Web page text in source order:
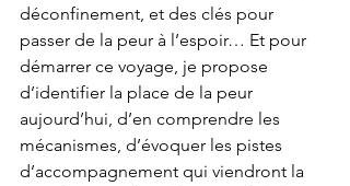
déconfinement, et des clés pour
passer de la peur à l’espoir… Et pour
démarrer ce voyage, je propose
d’identifier la place de la peur
aujourd’hui, d’en comprendre les
mécanismes, d’évoquer les pistes
d’accompagnement qui viendront la